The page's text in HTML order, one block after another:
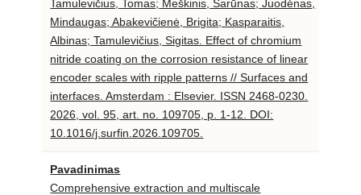
Tamulevičius, Tomas; Meškinis, Šarūnas; Juodėnas,
Mindaugas; Abakevičienė, Brigita; Kasparaitis,
Albinas; Tamulevičius, Sigitas. Effect of chromium
nitride coating on the corrosion resistance of linear
encoder scales with ripple patterns // Surfaces and
interfaces. Amsterdam : Elsevier. ISSN 2468-0230.
2026, vol. 95, art. no. 109705, p. 1-12. DOI:
10.1016/j.surfin.2026.109705.
Pavadinimas
Comprehensive extraction and multiscale